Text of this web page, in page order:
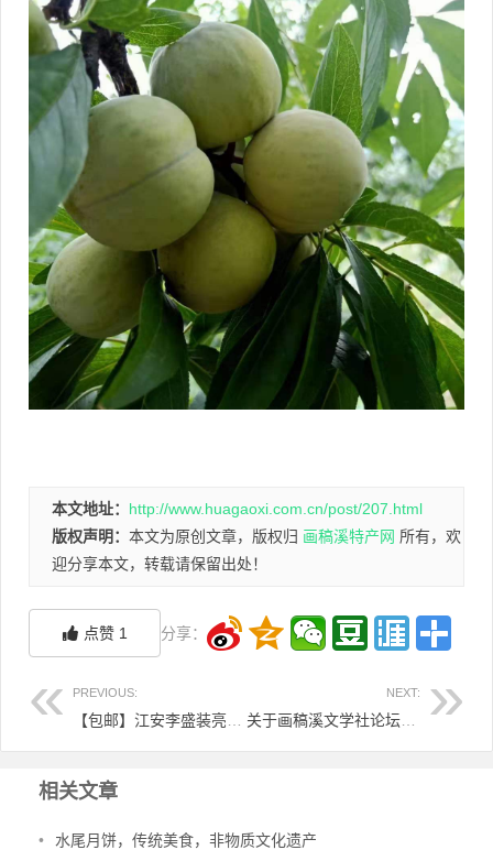
本文地址： http://www.huagaoxi.com.cn/post/207.html
版权声明： 本文为原创文章，版权归 画稿溪特产网 所有，欢
迎分享本文，转载请保留出处！
点赞 1 分享：
PREVIOUS: NEXT:
关于画稿溪文学社论坛关站通知
相关文章
• 水尾月饼，传统美食，非物质文化遗产